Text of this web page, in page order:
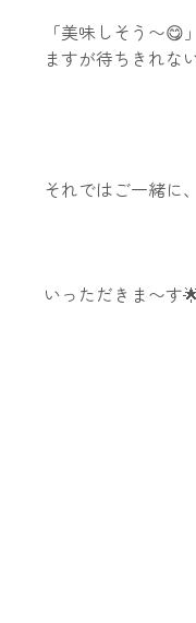
「美味しそう〜
ますが待ちきれな
それではご一緒に、
いっただきま〜す